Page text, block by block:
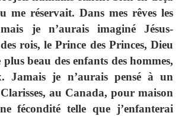
me réservait. Dans mes rêves les
je n’aurais imaginé Jésus‐
rois, le Prince des Princes, Dieu
beau des enfants des hommes,
Jamais je n’aurais pensé à un
au Canada, pour maison
fécondité telle que j’enfanterai